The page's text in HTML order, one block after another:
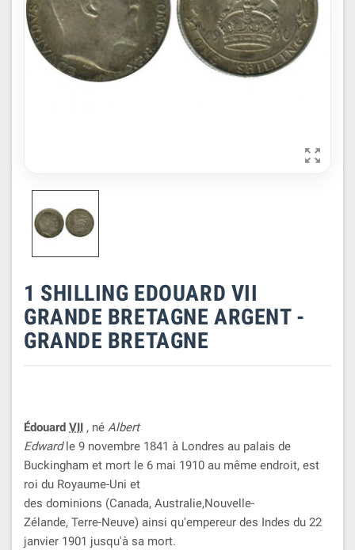

1 SHILLING EDOUARD VII
GRANDE BRETAGNE ARGENT -
GRANDE BRETAGNE
Édouard VII , né Albert
Edwardle 9 novembre 1841 à Londres au palais de
Buckingham et mort le 6 mai 1910 au même endroit, est
roi du Royaume-Uni et
des dominions (Canada, Australie,Nouvelle-
Zélande, Terre-Neuve) ainsi qu'empereur des Indes du 22
janvier 1901 jusqu'à sa mort.